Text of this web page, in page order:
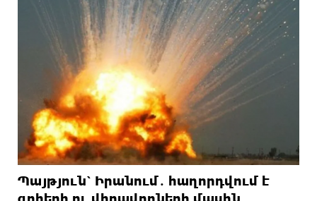
Պայթյուն՝ Իրանում․ հաղորդվում է
զոհերի ու վիրավորների մասին